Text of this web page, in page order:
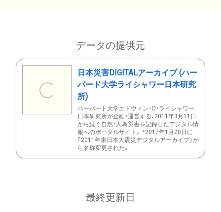
データの提供元
日本災害DIGITALアーカイブ (ハー
バード大学ライシャワー日本研究
所)
ハーバード大学エドウィン・O・ライシャワー
日本研究所が企画・運営する、2011年3月11日
から続く自然・人為災害を記録したデジタル情
報へのポータルサイト。 *2017年1月20日に
「2011年東日本大震災デジタルアーカイブ」か
ら名称変更された。
最終更新日